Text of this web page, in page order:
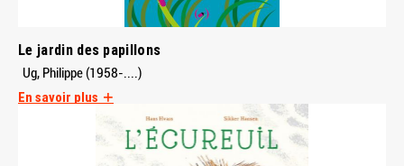
Le jardin des papillons
Ug, Philippe (1958-....)
En savoir plus